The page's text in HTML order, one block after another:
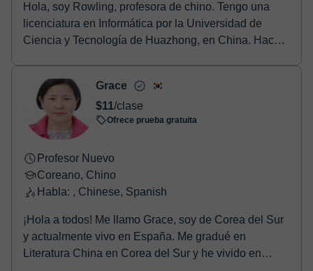
Hola, soy Rowling, profesora de chino. Tengo una
licenciatura en Informática por la Universidad de
Ciencia y Tecnología de Huazhong, en China. Hace
Grace
$11/clase
Ofrece prueba gratuita
Profesor Nuevo
Coreano, Chino
Habla: , Chinese, Spanish
¡Hola a todos! Me llamo Grace, soy de Corea del Sur
y actualmente vivo en España. Me gradué en
Literatura China en Corea del Sur y he vivido en